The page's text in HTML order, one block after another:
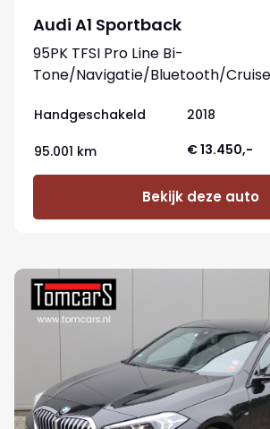
Audi A1 Sportback
95PK TFSI Pro Line Bi-
Tone/Navigatie/Bluetooth/
Handgeschakeld 2018
95.001 km € 13.450,-
Bekijk deze auto